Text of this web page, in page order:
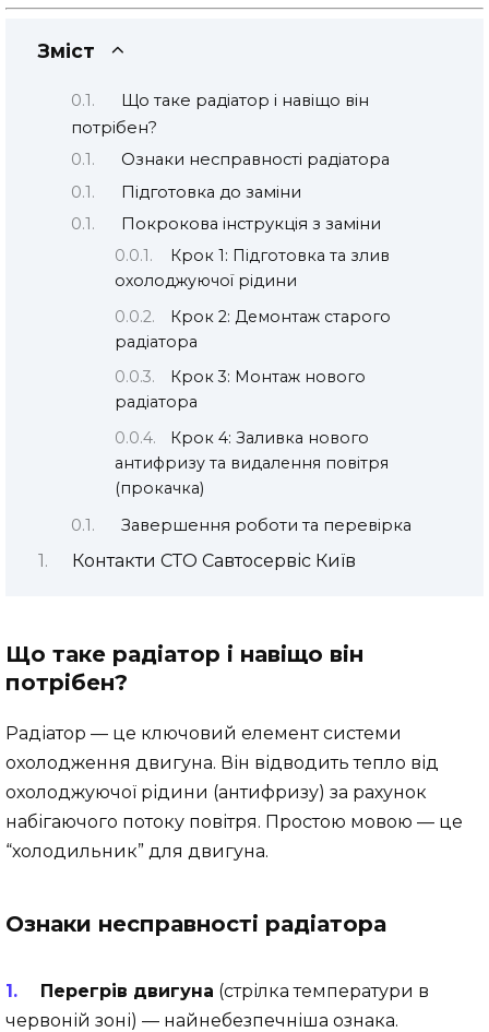
Зміст
Що таке радіатор і навіщо він
потрібен?
Ознаки несправності радіатора
Підготовка до заміни
Покрокова інструкція з заміни
Крок 1: Підготовка та злив
охолоджуючої рідини
Крок 2: Демонтаж старого
радіатора
Крок 3: Монтаж нового
радіатора
Крок 4: Заливка нового
антифризу та видалення повітря
(прокачка)
Завершення роботи та перевірка
Контакти СТО Савтосервіс Київ
Що таке радіатор і навіщо він
потрібен?
Радіатор — це ключовий елемент системи
охолодження двигуна. Він відводить тепло від
охолоджуючої рідини (антифризу) за рахунок
набігаючого потоку повітря. Простою мовою — це
“холодильник” для двигуна.
Ознаки несправності радіатора
Перегрів двигуна (стрілка температури в
червоній зоні) — найнебезпечніша ознака.